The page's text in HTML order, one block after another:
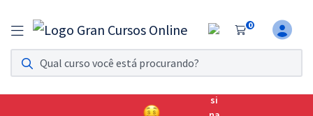
0
Assinatura Ilimitada 11
Acesso a todos os cursos. Teste grátis por 7 dias!
Assinatura OAB Até Passar